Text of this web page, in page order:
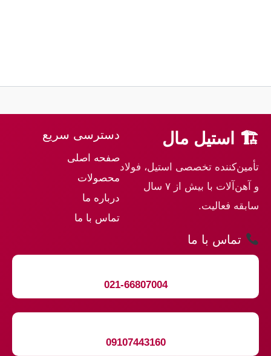
🏗 استیل مال
تأمین‌کننده تخصصی استیل، فولاد
و آهن‌آلات با بیش از ۷ سال
سابقه فعالیت.
دسترسی سریع
صفحه اصلی
محصولات
درباره ما
تماس با ما
تماس با ما
021-66807004
09107443160